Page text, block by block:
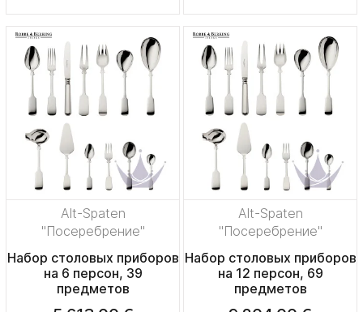
Alt-Spaten
"Посеребрение"
Набор столовых приборов
на 6 персон, 39
предметов
Alt-Spaten
"Посеребрение"
Набор столовых приборов
на 12 персон, 69
предметов